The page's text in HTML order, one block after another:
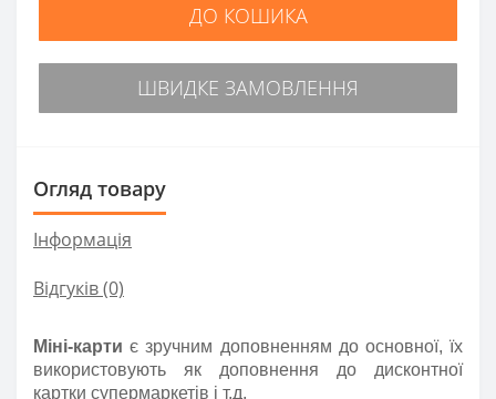
ДО КОШИКА
ШВИДКЕ ЗАМОВЛЕННЯ
Огляд товару
Інформація
Відгуків (0)
Міні-картиє зручним доповненням до основної, їх
використовують як доповнення до дисконтної
картки супермаркетів і т.д.